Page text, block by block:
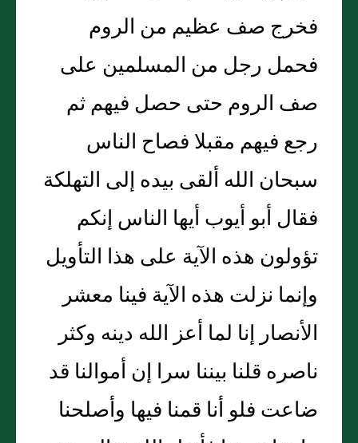
فخرج صف عظيم من الروم
فحمل رجل من المسلمين على
صف الروم حتى حصل فيهم ثم
رجع فيهم مقبلا فصاح الناس
سبحان الله ألقى بيده إلى التهلكة
فقال أبو أيوب أيها الناس إنكم
تؤولون هذه الآية على هذا التأويل
وإنما نزلت هذه الآية فينا معشر
الأنصار إنا لما أعز الله دينه وكثر
ناصره قلنا بيننا سرا إن أموالنا قد
ضاعت فلو أنا قمنا فيها وأصلحنا